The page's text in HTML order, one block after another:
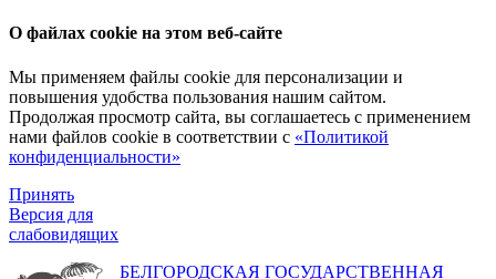
О файлах cookie на этом веб-сайте
Мы применяем файлы cookie для персонализации и
повышения удобства пользования нашим сайтом.
Продолжая просмотр сайта, вы соглашаетесь с применением
нами файлов cookie в соответствии с «Политикой
конфиденциальности»
Принять
Версия для
слабовидящих
БЕЛГОРОДСКАЯ ГОСУДАРСТВЕННАЯ